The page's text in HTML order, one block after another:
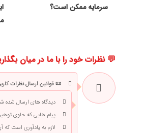
سرمایه ممکن است؟
💬 نظرات خود را با ما در میان
📜 قوانین ارسال نظرات
دیدگاه های ارسال شده
پیام هایی که حاوی
لازم به یادآوری است